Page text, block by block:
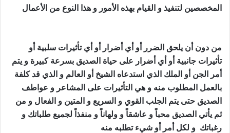
المخصصين لتنفيذ و القيام بهذه الأمور و هذا النوع من الأعمال
من دون أن يلحق الضرر أو أي أضرار أو أي تأثيرات سلبية أو
تأثيرات جانبية أو أي أضرار على حياة الصديق بسرعة كبيرة و يتم
أمر الجن أو الملك الذي استدعاه الشيخ أو العالم و الذي قد كلفة
بالعمل المطلوب منه و هي التأثيرات على المشاعر و عواطف
الصديق حتى يتم الجلب القوي و السريع و المتين و الفعال و من
ثم يأتي الصديق محباً و عاشقاً و ولهاناً و منفذاً لجميع طلباتك و
رغباتك و لكل أمر أو شيء تطلبه منه